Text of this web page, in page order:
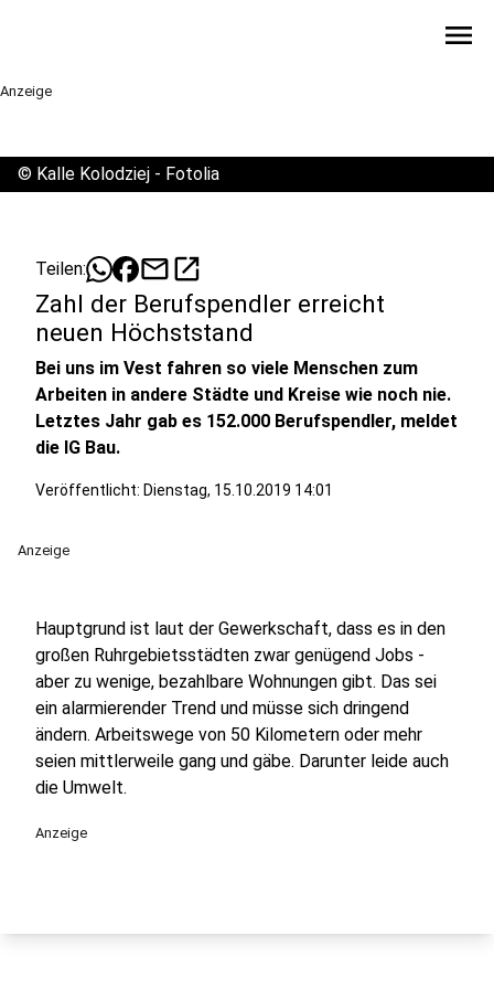
menu
Anzeige
© Kalle Kolodziej - Fotolia
Teilen: mailopen_in_new
Zahl der Berufspendler erreicht
neuen Höchststand
Bei uns im Vest fahren so viele Menschen zum
Arbeiten in andere Städte und Kreise wie noch nie.
Letztes Jahr gab es 152.000 Berufspendler, meldet
die IG Bau.
Veröffentlicht: Dienstag, 15.10.2019 14:01
Anzeige
Hauptgrund ist laut der Gewerkschaft, dass es in den
großen Ruhrgebietsstädten zwar genügend Jobs -
aber zu wenige, bezahlbare Wohnungen gibt. Das sei
ein alarmierender Trend und müsse sich dringend
ändern. Arbeitswege von 50 Kilometern oder mehr
seien mittlerweile gang und gäbe. Darunter leide auch
die Umwelt.
Anzeige